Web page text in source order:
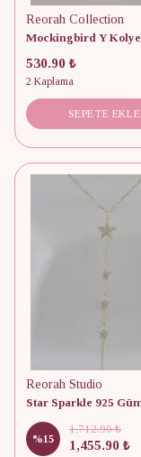
Reorah Collection
Mockingbird Y Kolye
530.90 ₺
2 Kaplama
SEPETE EKLE
Reorah Studio
%15
1,712.90 ₺
1,455.90 ₺